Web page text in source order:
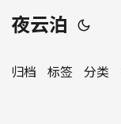
夜云泊
归档 标签 分类